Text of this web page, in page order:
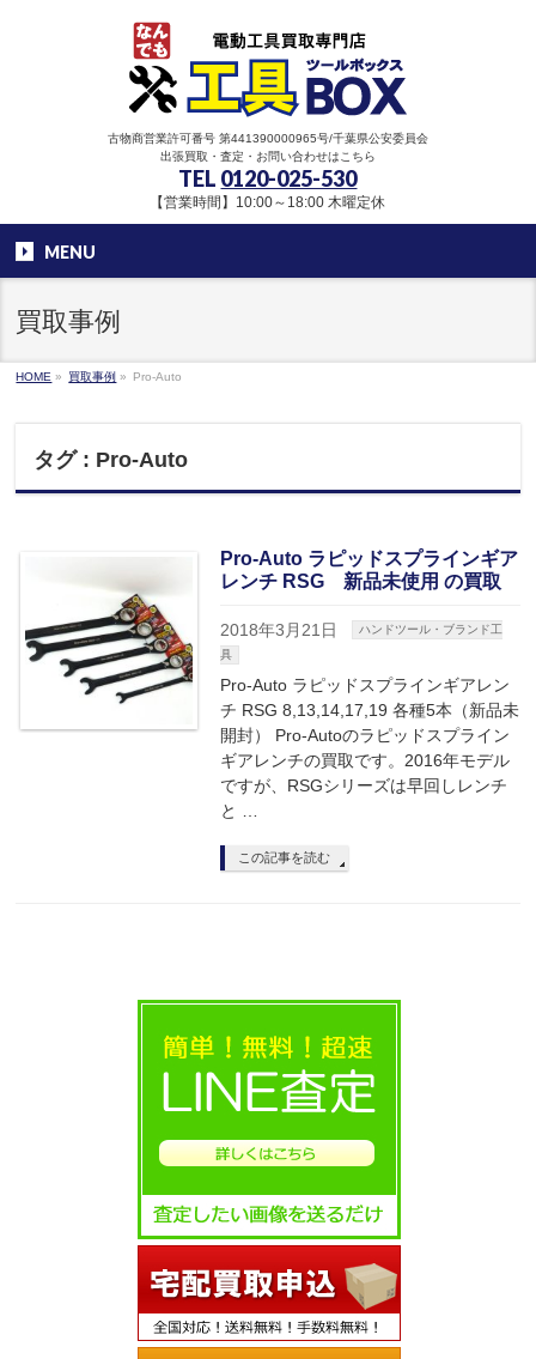
古物商営業許可番号 第441390000965号/千葉県公安委員会
出張買取・査定・お問い合わせはこちら
TEL 0120-025-530
【営業時間】10:00～18:00 木曜定休
MENU
買取事例
HOME » 買取事例 » Pro-Auto
タグ : Pro-Auto
Pro-Auto ラピッドスプラインギア
レンチ RSG 新品未使用 の買取
2018年3月21日
ハンドツール・ブランド工
具
Pro-Auto ラピッドスプラインギアレン
チ RSG 8,13,14,17,19 各種5本（新品未
開封） Pro-Autoのラピッドスプライン
ギアレンチの買取です。2016年モデル
ですが、RSGシリーズは早回しレンチ
と …
この記事を読む